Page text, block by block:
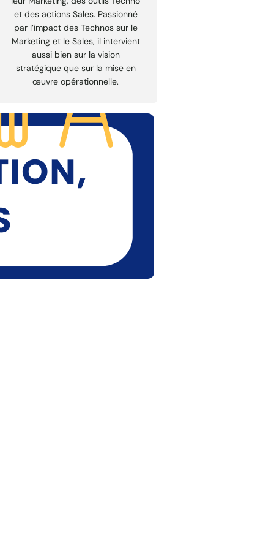
et des actions Sales. Passionné
par l’impact des Technos sur le
Marketing et le Sales, il intervient
aussi bien sur la vision
stratégique que sur la mise en
œuvre opérationnelle.